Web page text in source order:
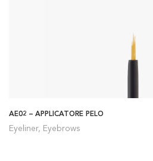
AE02 – APPLICATORE PELO
Eyeliner, Eyebrows